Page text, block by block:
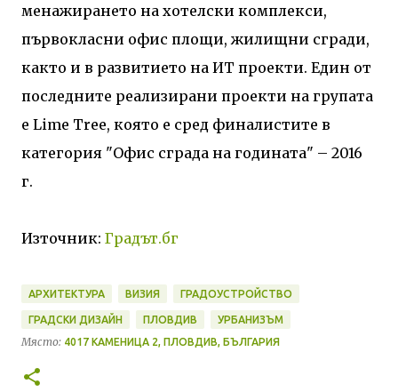
менажирането на хотелски комплекси,
първокласни офис площи, жилищни сгради,
както и в развитието на ИТ проекти. Един от
последните реализирани проекти на групата
е Lime Tree, която е сред финалистите в
категория "Офис сграда на годината" – 2016
г.
Източник: Градът.бг
АРХИТЕКТУРА ВИЗИЯ ГРАДОУСТРОЙСТВО
ГРАДСКИ ДИЗАЙН ПЛОВДИВ УРБАНИЗЪМ
Място: 4017 КАМЕНИЦА 2, ПЛОВДИВ, БЪЛГАРИЯ